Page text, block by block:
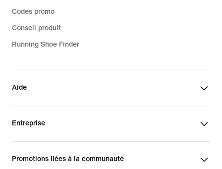
Codes promo
Conseil produit
Running Shoe Finder
Aide
Entreprise
Promotions liées à la communauté